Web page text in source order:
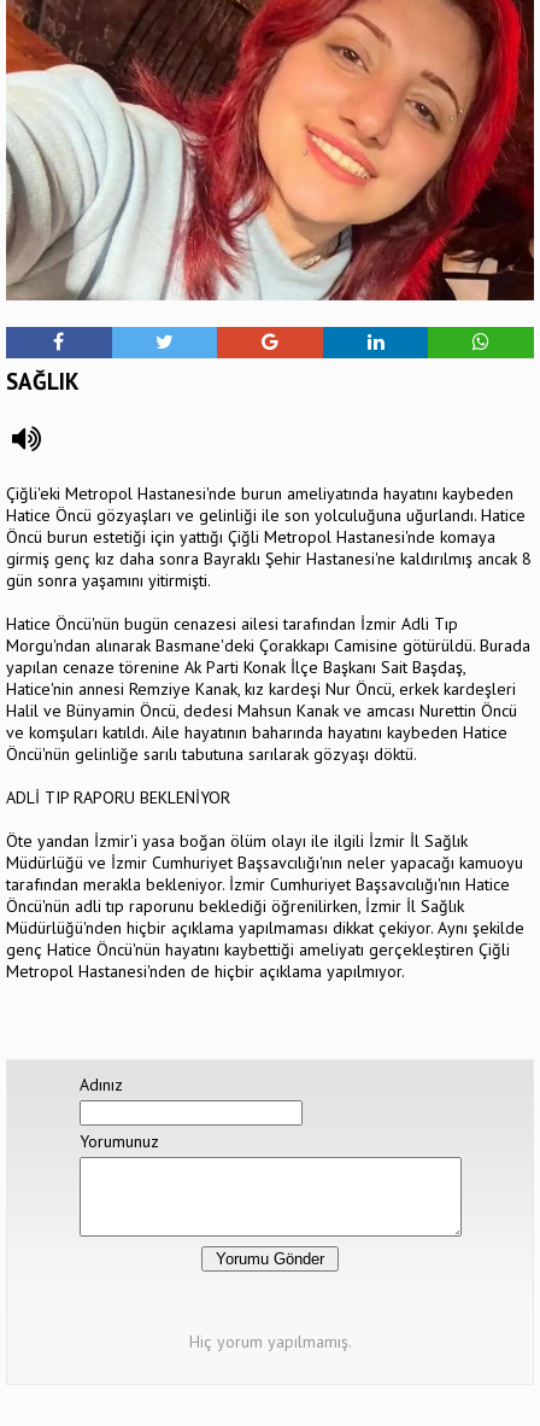
SAĞLIK
Çiğli'eki Metropol Hastanesi'nde burun ameliyatında hayatını kaybeden
Hatice Öncü gözyaşları ve gelinliği ile son yolculuğuna uğurlandı. Hatice
Öncü burun estetiği için yattığı Çiğli Metropol Hastanesi'nde komaya
girmiş genç kız daha sonra Bayraklı Şehir Hastanesi'ne kaldırılmış ancak 8
gün sonra yaşamını yitirmişti.
Hatice Öncü'nün bugün cenazesi ailesi tarafından İzmir Adli Tıp
Morgu'ndan alınarak Basmane'deki Çorakkapı Camisine götürüldü. Burada
yapılan cenaze törenine Ak Parti Konak İlçe Başkanı Sait Başdaş,
Hatice'nin annesi Remziye Kanak, kız kardeşi Nur Öncü, erkek kardeşleri
Halil ve Bünyamin Öncü, dedesi Mahsun Kanak ve amcası Nurettin Öncü
ve komşuları katıldı. Aile hayatının baharında hayatını kaybeden Hatice
Öncü'nün gelinliğe sarılı tabutuna sarılarak gözyaşı döktü.
ADLİ TIP RAPORU BEKLENİYOR
Öte yandan İzmir'i yasa boğan ölüm olayı ile ilgili İzmir İl Sağlık
Müdürlüğü ve İzmir Cumhuriyet Başsavcılığı'nın neler yapacağı kamuoyu
tarafından merakla bekleniyor. İzmir Cumhuriyet Başsavcılığı'nın Hatice
Öncü'nün adli tıp raporunu beklediği öğrenilirken, İzmir İl Sağlık
Müdürlüğü'nden hiçbir açıklama yapılmaması dikkat çekiyor. Aynı şekilde
genç Hatice Öncü'nün hayatını kaybettiği ameliyatı gerçekleştiren Çiğli
Metropol Hastanesi'nden de hiçbir açıklama yapılmıyor.
Adınız
Yorumunuz
Hiç yorum yapılmamış.